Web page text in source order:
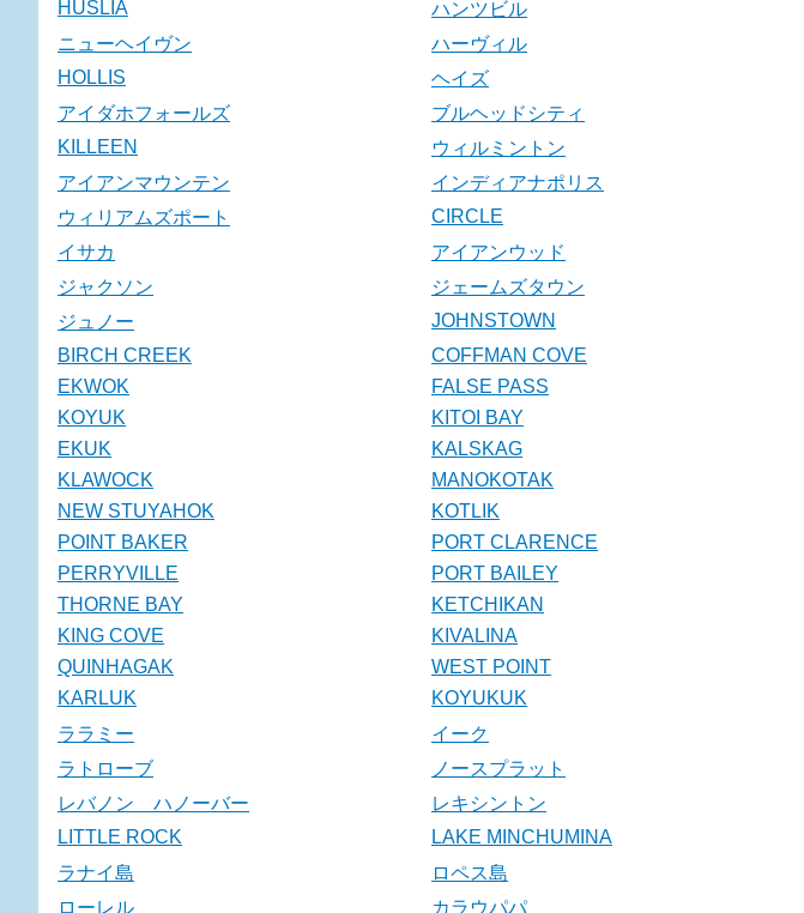
HUSLIA
ハンツビル
ニューヘイヴン
ハーヴィル
HOLLIS
ヘイズ
アイダホフォールズ
ブルヘッドシティ
KILLEEN
ウィルミントン
アイアンマウンテン
インディアナポリス
ウィリアムズポート
CIRCLE
イサカ
アイアンウッド
ジャクソン
ジェームズタウン
ジュノー
JOHNSTOWN
BIRCH CREEK
COFFMAN COVE
EKWOK
FALSE PASS
KOYUK
KITOI BAY
EKUK
KALSKAG
KLAWOCK
MANOKOTAK
NEW STUYAHOK
KOTLIK
POINT BAKER
PORT CLARENCE
PERRYVILLE
PORT BAILEY
THORNE BAY
KETCHIKAN
KING COVE
KIVALINA
QUINHAGAK
WEST POINT
KARLUK
KOYUKUK
ララミー
イーク
ラトローブ
ノースプラット
レバノン ハノーバー
レキシントン
LITTLE ROCK
LAKE MINCHUMINA
ラナイ島
ロペス島
ローレル
カラウパパ